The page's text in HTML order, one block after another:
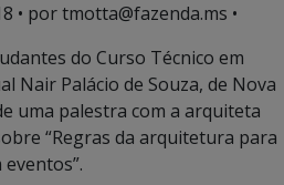
• por tmotta@fazenda.ms •
do Curso Técnico em
Nair Palácio de Souza, de Nova
uma palestra com a arquiteta
“Regras da arquitetura para